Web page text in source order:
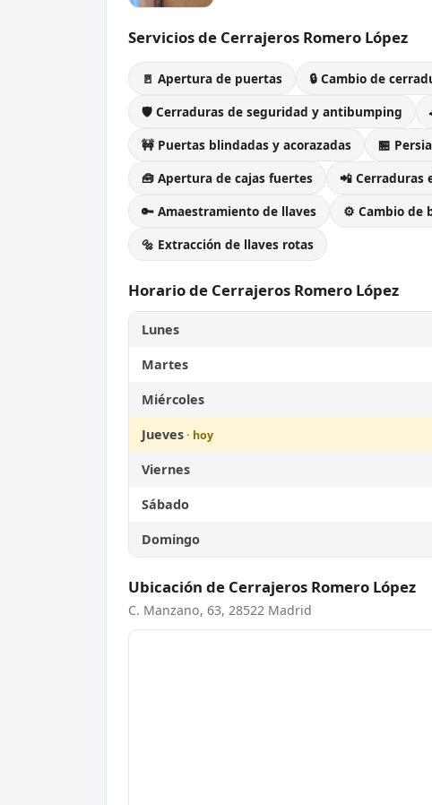
Servicios de Cerrajeros Romero López
🚪 Apertura de puertas 🔒 Cambio de
🛡️ Cerraduras de seguridad y antibumping
🚧 Puertas blindadas y acorazadas
🏪
🧰 Apertura de cajas fuertes
📲 Cerraduras
🔑 Amaestramiento de llaves
⚙️ Cambio de
🔩 Extracción de llaves rotas
Horario de Cerrajeros Romero López
Lunes
Martes
Miércoles
Jueves
Viernes
Sábado
Domingo
Ubicación de Cerrajeros Romero López
C. Manzano, 63, 28522 Madrid